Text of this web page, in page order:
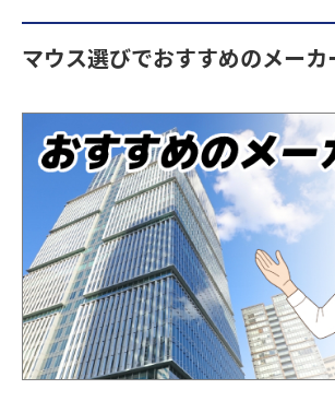
マウス選びでおすすめのメーカ